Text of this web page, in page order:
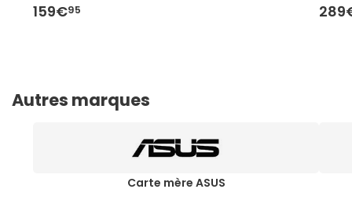
159€95
Autres marques
Carte mère ASUS